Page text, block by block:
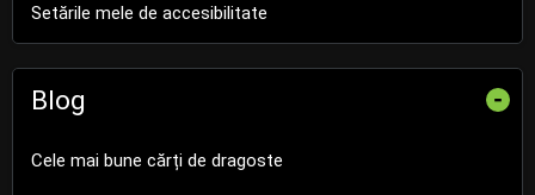
Setările mele de accesibilitate
Blog -
Cele mai bune cărți de dragoste